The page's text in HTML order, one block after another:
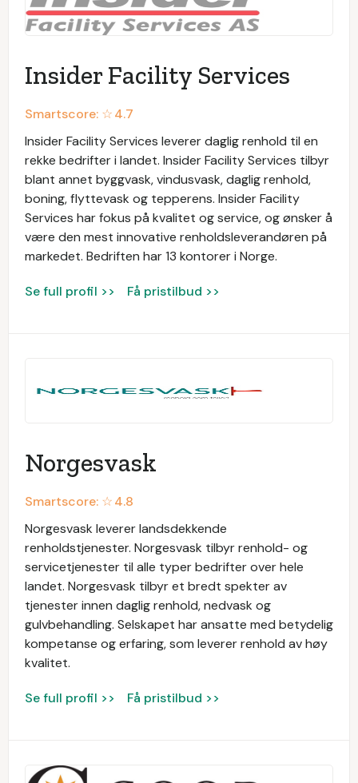
Insider Facility Services
Smartscore: ☆4.7
Insider Facility Services leverer daglig renhold til en
rekke bedrifter i landet. Insider Facility Services tilbyr
blant annet byggvask, vindusvask, daglig renhold,
boning, flyttevask og tepperens. Insider Facility
Services har fokus på kvalitet og service, og ønsker å
være den mest innovative renholdsleverandøren på
markedet. Bedriften har 13 kontorer i Norge.
Se full profil >> Få pristilbud >>
Norgesvask
Smartscore: ☆4.8
Norgesvask leverer landsdekkende
renholdstjenester. Norgesvask tilbyr renhold- og
servicetjenester til alle typer bedrifter over hele
landet. Norgesvask tilbyr et bredt spekter av
tjenester innen daglig renhold, nedvask og
gulvbehandling. Selskapet har ansatte med betydelig
kompetanse og erfaring, som leverer renhold av høy
kvalitet.
Se full profil >> Få pristilbud >>